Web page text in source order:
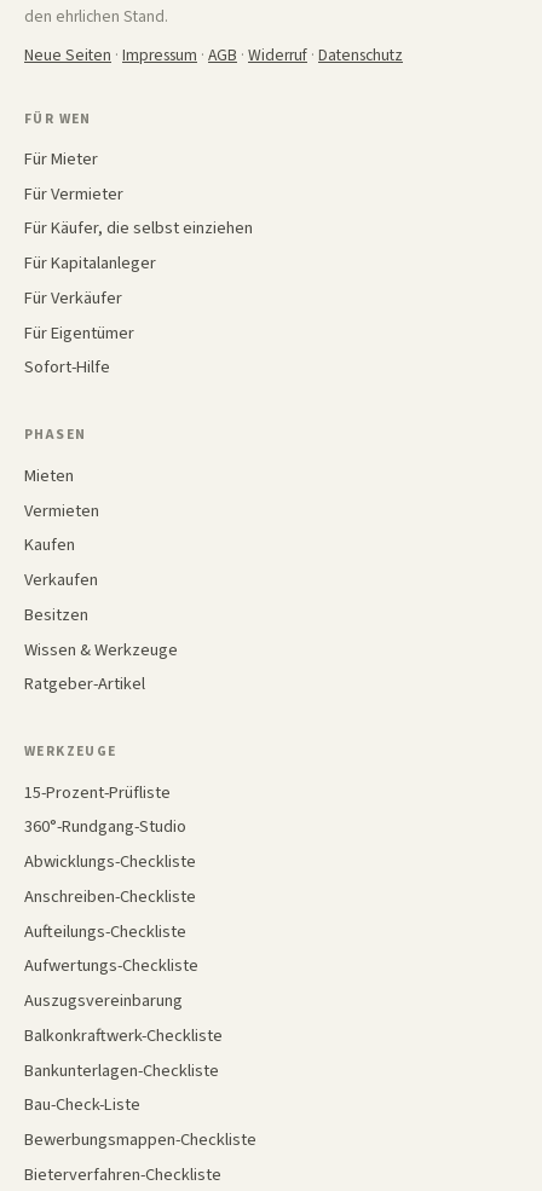
den ehrlichen Stand.
Neue Seiten · Impressum · AGB · Widerruf · Datenschutz
FÜR WEN
Für Mieter
Für Vermieter
Für Käufer, die selbst einziehen
Für Kapitalanleger
Für Verkäufer
Für Eigentümer
Sofort-Hilfe
PHASEN
Mieten
Vermieten
Kaufen
Verkaufen
Besitzen
Wissen & Werkzeuge
Ratgeber-Artikel
WERKZEUGE
15-Prozent-Prüfliste
360°-Rundgang-Studio
Abwicklungs-Checkliste
Anschreiben-Checkliste
Aufteilungs-Checkliste
Aufwertungs-Checkliste
Auszugsvereinbarung
Balkonkraftwerk-Checkliste
Bankunterlagen-Checkliste
Bau-Check-Liste
Bewerbungsmappen-Checkliste
Bieterverfahren-Checkliste